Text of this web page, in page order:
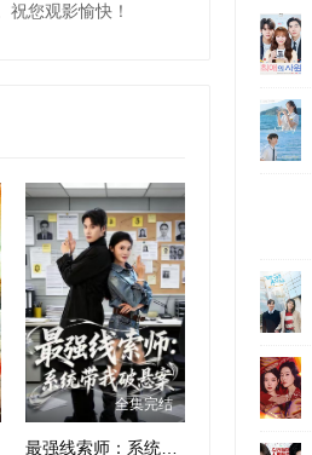
您观影愉快！
全集完结
最强线索师：系统带我破悬案